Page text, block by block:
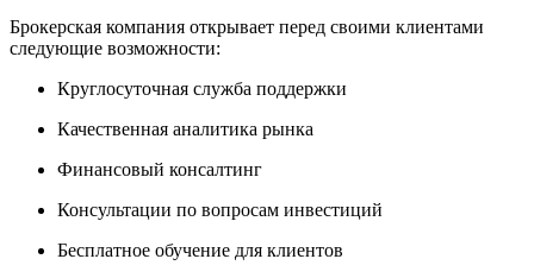
Брокерская компания открывает перед своими клиентами
следующие возможности:
Круглосуточная служба поддержки
Качественная аналитика рынка
Финансовый консалтинг
Консультации по вопросам инвестиций
Бесплатное обучение для клиентов